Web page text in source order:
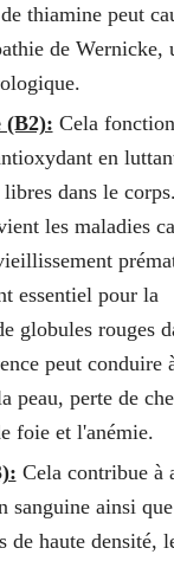
thiamine peut
de Wernicke,
(B2): Cela
en
dans le
les maladies
essentiel pour la
globules rouges
peut conduire
peau, perte de
foie et l'anémie.
Cela contribue à
sanguine ainsi
de haute densité,